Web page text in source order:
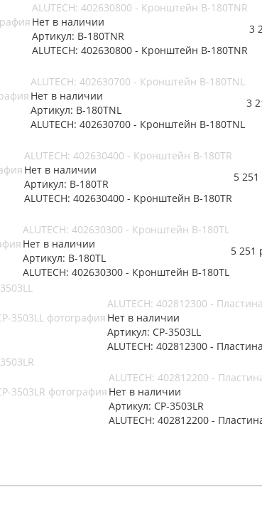
ALUTECH: 402630800 - Кронштейн B-180TNR
Нет в наличии
Артикул: B-180TNR
ALUTECH: 402630800 - Кронштейн B-180TNR
3
ALUTECH: 402630700 - Кронштейн B-180TNL
Нет в наличии
Артикул: B-180TNL
ALUTECH: 402630700 - Кронштейн B-180TNL
3
ALUTECH: 402630400 - Кронштейн B-180TR
Нет в наличии
Артикул: B-180TR
ALUTECH: 402630400 - Кронштейн B-180TR
5 251
ALUTECH: 402630300 - Кронштейн B-180TL
Нет в наличии
Артикул: B-180TL
ALUTECH: 402630300 - Кронштейн B-180TL
5 251
ALUTECH: 402812300 -
Нет в наличии
Артикул: CP-3503LL
ALUTECH: 402812300 -
ALUTECH: 402812200 -
Нет в наличии
Артикул: CP-3503LR
ALUTECH: 402812200 -